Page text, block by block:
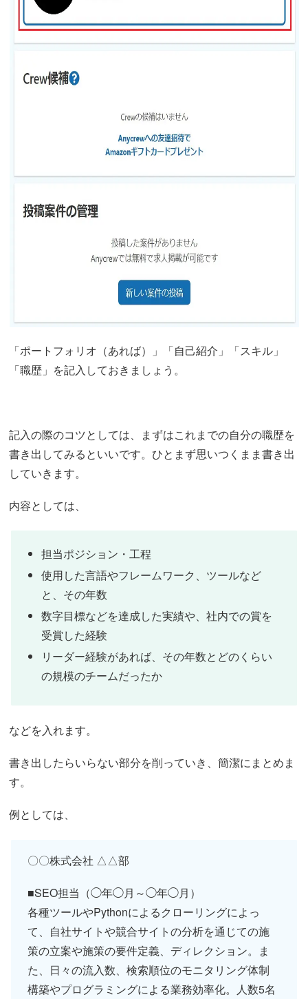
「ポートフォリオ（あれば）」「自己紹介」「スキル」
「職歴」を記入しておきましょう。
記入の際のコツとしては、まずはこれまでの自分の職歴を
書き出してみるといいです。ひとまず思いつくまま書き出
していきます。
内容としては、
担当ポジション・工程
使用した言語やフレームワーク、ツールなど
と、その年数
数字目標などを達成した実績や、社内での賞を
受賞した経験
リーダー経験があれば、その年数とどのくらい
の規模のチームだったか
などを入れます。
書き出したらいらない部分を削っていき、簡潔にまとめま
す。
例としては、
〇〇株式会社 △△部
■SEO担当（◯年◯月～◯年◯月）
各種ツールやPythonによるクローリングによっ
て、自社サイトや競合サイトの分析を通じての施
策の立案や施策の要件定義、ディレクション。ま
た、日々の流入数、検索順位のモニタリング体制
構築やプログラミングによる業務効率化。人数5名